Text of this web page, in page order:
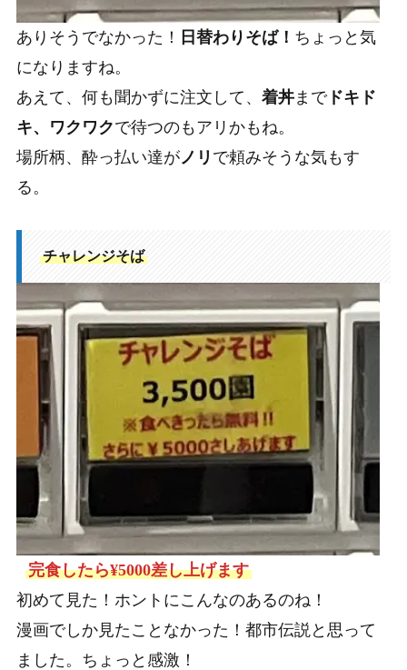
ありそうでなかった！ 日替わりそば！ ちょっと気
になりますね。
あえて、何も聞かずに注文して、 着丼までドキド
キ、ワクワクで待つのもアリかもね。
場所柄、酔っ払い達がノリ で頼みそうな気もす
る。
チャレンジそば
完食したら¥5000差し上げます
初めて見た！ホントにこんなのあるのね！
漫画でしか見たことなかった！都市伝説と思って
ました。ちょっと感激！